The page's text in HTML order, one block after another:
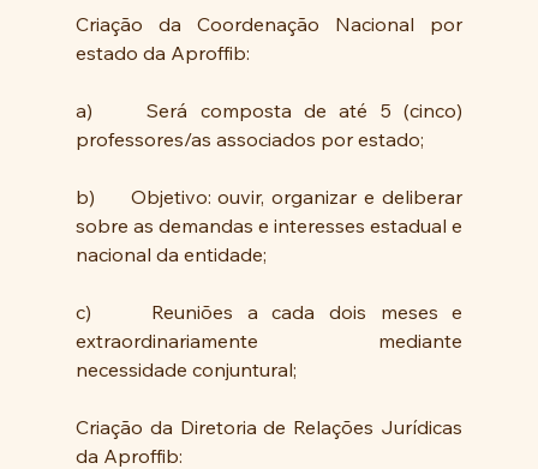
Criação da Coordenação Nacional por
estado da Aproffib:
a)  	Será composta de até 5 (cinco)
professores/as associados por estado;
b)  	Objetivo: ouvir, organizar e deliberar
sobre as demandas e interesses estadual e
nacional da entidade;
c)  	Reuniões a cada dois meses e
extraordinariamente mediante
necessidade conjuntural;
Criação da Diretoria de Relações Jurídicas
da Aproffib: